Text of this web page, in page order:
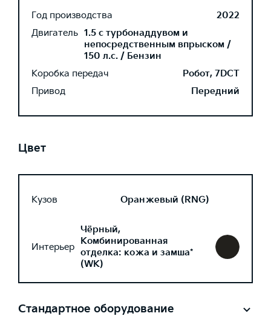
Год производства
2022
Двигатель 1.5 с турбонаддувом и
непосредственным впрыском /
150 л.с. / Бензин
Коробка передач
Робот, 7DCT
Привод
Передний
Цвет
Кузов Оранжевый (RNG)
Интерьер
Чёрный,
Комбинированная
отделка: кожа и замша*
(WK)
Стандартное оборудование